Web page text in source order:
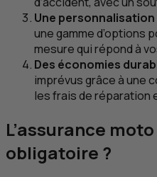
Une
une gamme d’options
mesure qui répond à
Des économies
imprévus grâce à une
les frais de réparation
L’assurance
obligatoire ?